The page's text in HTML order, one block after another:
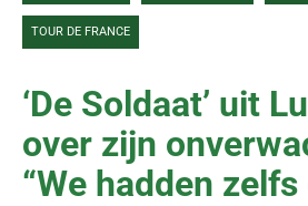
TOUR DE FRANCE
‘De Soldaat’ uit
over zijn
“We hadden zelfs